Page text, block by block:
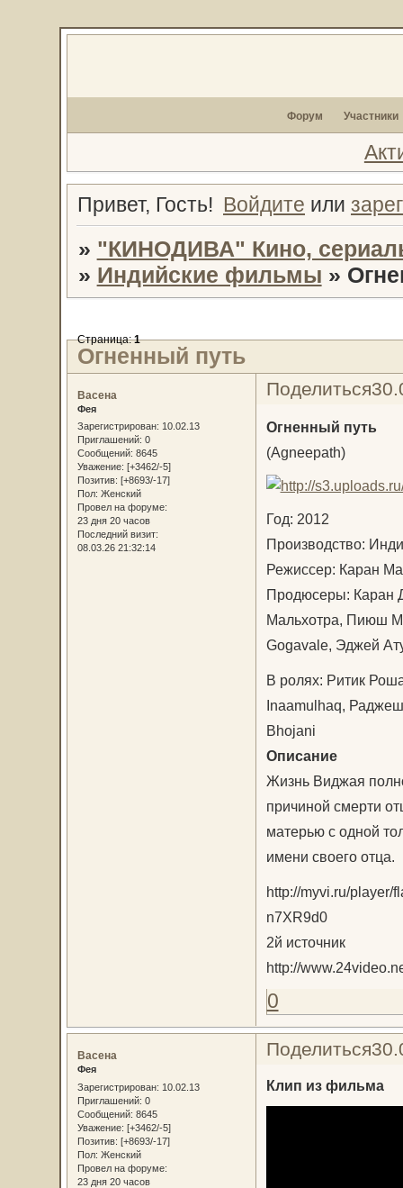
Форум Участники
Привет, Гость! Войдите или
» "КИНОДИВА" Кино,
» Индийские фильмы »
Огненный путь
Страница:1
Поделиться
Васена
Фея
Зарегистрирован: 10.02.13
Приглашений: 0
Сообщений: 8645
Уважение: [+3462/-5]
Позитив: [+8693/-17]
Пол: Женский
Провел на форуме:
23 дня 20 часов
Последний визит:
08.03.26 21:32:14
Огненный путь
(Agneepath)
Год: 2012
Производство:
Режиссер: Каран
Продюсеры: Каран
Мальхотра, Пиюш
Gogavale, Эджей
В ролях: Ритик
Inaamulhaq,
Bhojani
Описание
Жизнь Виджая
причиной смерти
матерью с одной
имени своего отца.
http://myvi.ru/player/
n7XR9d0
2й источник
http://
0
Поделиться
Васена
Фея
Зарегистрирован: 10.02.13
Приглашений: 0
Сообщений: 8645
Уважение: [+3462/-5]
Позитив: [+8693/-17]
Пол: Женский
Провел на форуме:
23 дня 20 часов
Клип из фильма